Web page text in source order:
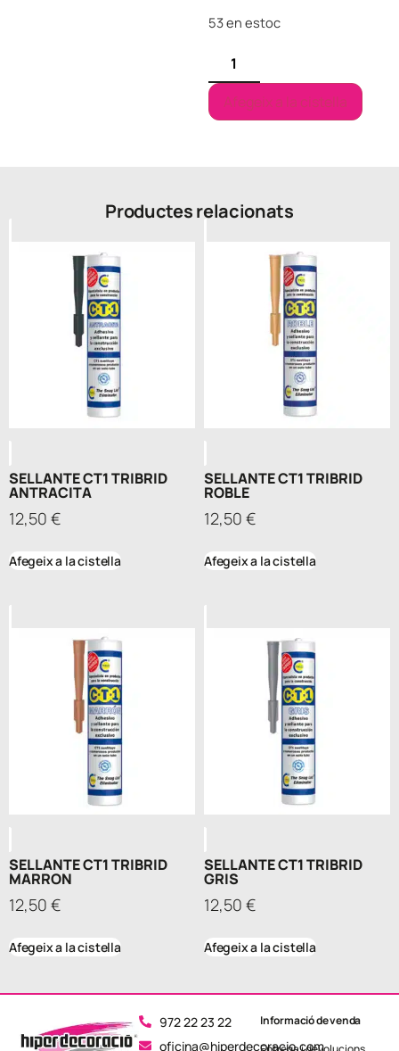
53 en estoc
Afegeix a la cistella
Productes relacionats
SELLANTE CT1 TRIBRID
ANTRACITA
12,50 €
Afegeix a la cistella
SELLANTE CT1 TRIBRID
ROBLE
12,50 €
Afegeix a la cistella
SELLANTE CT1 TRIBRID
MARRON
12,50 €
Afegeix a la cistella
SELLANTE CT1 TRIBRID
GRIS
12,50 €
Afegeix a la cistella
972 22 23 22
oficina@hiperdecoracio.com
Informació de venda